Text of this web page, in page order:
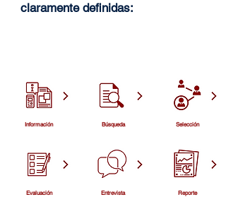
claramente definidas:
Información
Evaluación
​Búsqueda
Entrevista
Selección
Reporte